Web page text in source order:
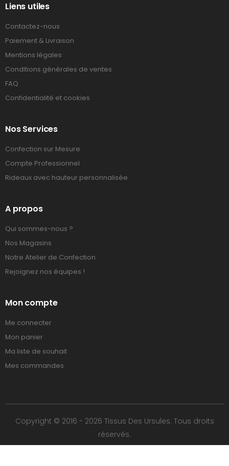
Liens utiles
Contactez-nous
Paiement & Livraison
Mentions légales
Conditions générales de ventes
FAQ
Confidentialité et cookies
Nos Services
Confection sur Mesure
Compte Professionnel
Rideaux avec hauteur personnalisée
A propos
Qui sommes-nous ?
Nos Magasins
Notre Atelier de Confection
Rejoignez nos équipes !
Mon compte
Me connecter
Mon panier
Ma liste de souhait
Mes commandes
Copyright © 2016 - 2026 Tissus Des Ursules. Tous droits
réservés.